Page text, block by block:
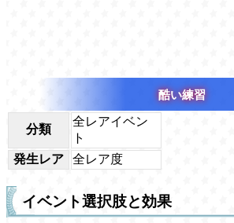
酷い練習
分類
全レアイベン
ト
発生レア
全レア度
イベント選択肢と効果